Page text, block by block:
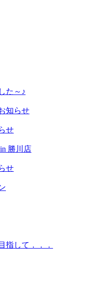
た～♪
知らせ
せ
勝川店
せ
指して．．．